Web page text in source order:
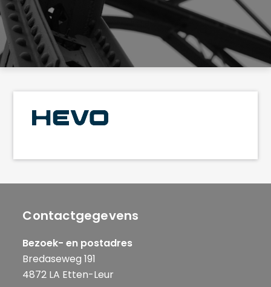
Contactgegevens
Bezoek- en postadres
Bredaseweg 191
4872 LA Etten-Leur